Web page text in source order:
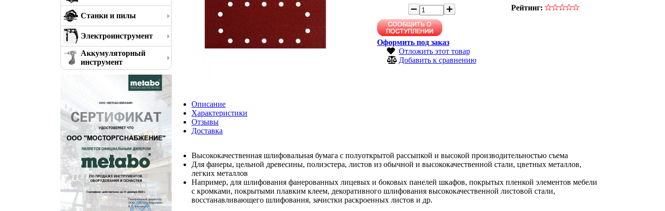
Станки и пилы
Электроинструмент
Аккумуляторный
инструмент
Оформить под заказ
Отложить этот товар
Добавить к сравнению
Рейтинг:
Описание
Характеристики
Отзывы
Доставка
Высококачественная шлифовальная бумага с полуоткрытой рассыпкой и высокой производительностью съема
Для фанеры, цельной древесины, полиэстера, листов из обычной и высококачественной стали, цветных металлов,
легких металлов
Например, для шлифования фанерованных лицевых и боковых панелей шкафов, покрытых пленкой элементов мебели
с кромками, покрытыми плавким клеем, декоративного шлифования высококачественной листовой стали,
восстанавливающего шлифования, зачистки раскроенных листов и др.